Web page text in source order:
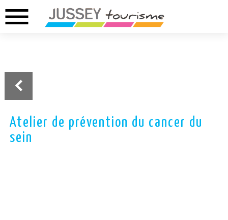
menu ANET
DREUX 02.37.46.01.73
Atelier de prévention du cancer du
sein